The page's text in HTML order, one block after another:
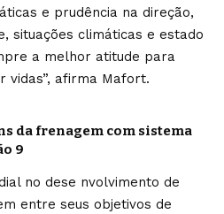
e prudência na direção,
situações climáticas e estado
a melhor atitude para
vidas”, afirma Mafort.
da frenagem com sistema
9
no dese nvolvimento de
entre seus objetivos de